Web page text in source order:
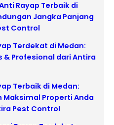
Rayap Terbaik di
Jangka Panjang
Control
Terdekat di Medan:
& Profesional dari Antira
Terbaik di Medan:
Maksimal Properti Anda
Pest Control